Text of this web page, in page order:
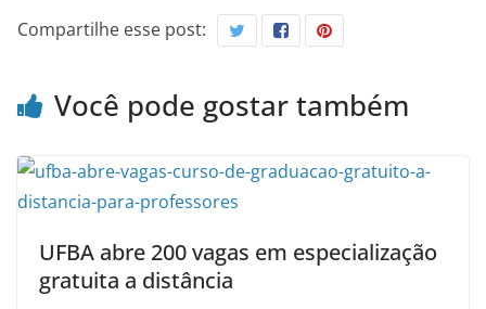
Compartilhe esse post:
Você pode gostar também
UFBA abre 200 vagas em especialização
gratuita a distância